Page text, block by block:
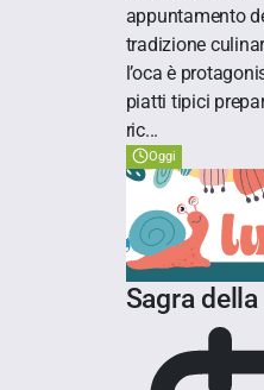
appuntamento
tradizione
l’oca è
piatti tipici
ric...
Oggi
Sagra